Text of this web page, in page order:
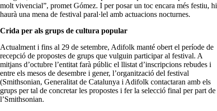
molt vivencial”, promet Gómez. I per posar un toc encara més festiu, hi
haurà una mena de festival paral·lel amb actuacions nocturnes.
Crida per als grups de cultura popular
Actualment i fins al 29 de setembre, Adifolk manté obert el període de
recepció de propostes de grups que vulguin participar al festival. A
mitjans d’octubre l’entitat farà públic el llistat d’inscripcions rebudes i
entre els mesos de desembre i gener, l’organització del festival
(Smithsonian, Generalitat de Catalunya i Adifolk contactaran amb els
grups per tal de concretar les propostes i fer la selecció final per part de
l’Smithsonian.